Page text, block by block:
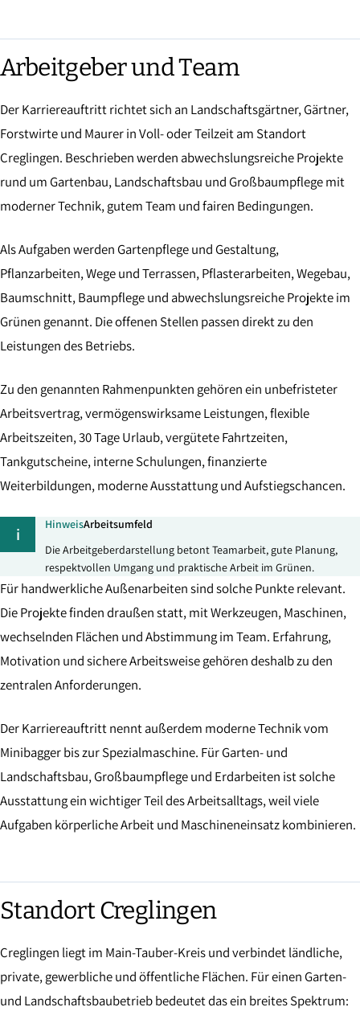
Arbeitgeber und Team
Der Karriereauftritt richtet sich an Landschaftsgärtner, Gärtner,
Forstwirte und Maurer in Voll- oder Teilzeit am Standort
Creglingen. Beschrieben werden abwechslungsreiche Projekte
rund um Gartenbau, Landschaftsbau und Großbaumpflege mit
moderner Technik, gutem Team und fairen Bedingungen.
Als Aufgaben werden Gartenpflege und Gestaltung,
Pflanzarbeiten, Wege und Terrassen, Pflasterarbeiten, Wegebau,
Baumschnitt, Baumpflege und abwechslungsreiche Projekte im
Grünen genannt. Die offenen Stellen passen direkt zu den
Leistungen des Betriebs.
Zu den genannten Rahmenpunkten gehören ein unbefristeter
Arbeitsvertrag, vermögenswirksame Leistungen, flexible
Arbeitszeiten, 30 Tage Urlaub, vergütete Fahrtzeiten,
Tankgutscheine, interne Schulungen, finanzierte
Weiterbildungen, moderne Ausstattung und Aufstiegschancen.
i HinweisArbeitsumfeld
Die Arbeitgeberdarstellung betont Teamarbeit, gute Planung,
respektvollen Umgang und praktische Arbeit im Grünen.
Für handwerkliche Außenarbeiten sind solche Punkte relevant.
Die Projekte finden draußen statt, mit Werkzeugen, Maschinen,
wechselnden Flächen und Abstimmung im Team. Erfahrung,
Motivation und sichere Arbeitsweise gehören deshalb zu den
zentralen Anforderungen.
Der Karriereauftritt nennt außerdem moderne Technik vom
Minibagger bis zur Spezialmaschine. Für Garten- und
Landschaftsbau, Großbaumpflege und Erdarbeiten ist solche
Ausstattung ein wichtiger Teil des Arbeitsalltags, weil viele
Aufgaben körperliche Arbeit und Maschineneinsatz kombinieren.
Standort Creglingen
Creglingen liegt im Main-Tauber-Kreis und verbindet ländliche,
private, gewerbliche und öffentliche Flächen. Für einen Garten-
und Landschaftsbaubetrieb bedeutet das ein breites Spektrum: